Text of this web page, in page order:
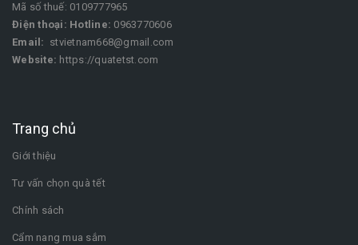
Mã số thuế: 0109777965
Điện thoại: Hotline: 0963770606
Email: stvietnam668@gmail.com
Website: https://quatetst.com
Trang chủ
Giới thiệu
Tư vấn chọn quà tết
Chính sách
Cẩm nang mua sắm